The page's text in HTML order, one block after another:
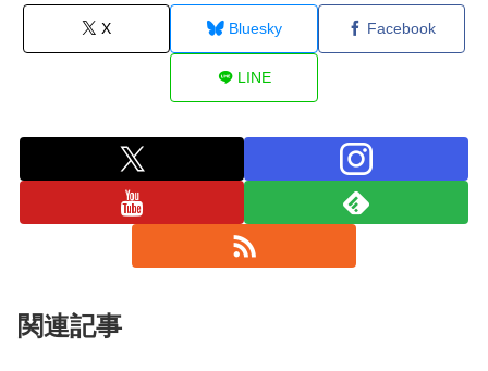
X Bluesky Facebook
LINE
関連記事